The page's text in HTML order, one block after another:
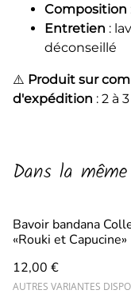
Composition
Entretien :
déconseillé
⚠️ Produit sur
d'expédition : 2 à
Dans la
Bavoir bandana
«Rouki et Capucine»
12,00 €
AUTRES VARIANTES